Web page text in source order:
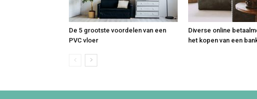
De 5 grootste voordelen van een
PVC vloer
Diverse online
het kopen van een